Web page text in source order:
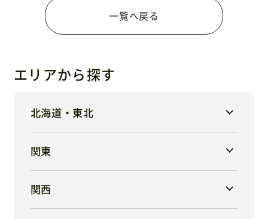
一覧へ戻る
エリアから探す
北海道・東北
関東
関西